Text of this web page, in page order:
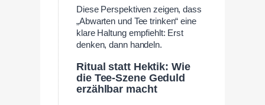
Diese Perspektiven zeigen, dass
„Abwarten und Tee trinken“ eine
klare Haltung empfiehlt: Erst
denken, dann handeln.
Ritual statt Hektik: Wie
die Tee-Szene Geduld
erzählbar macht